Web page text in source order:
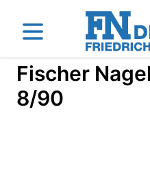
Direkt zum Inhalt
Fischer
8/90